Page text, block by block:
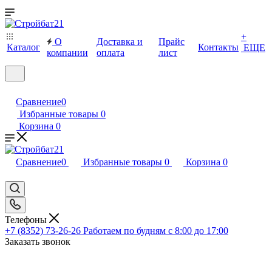
Каталог
О
компании
Доставка и
оплата
Прайс
лист
Контакты
+
ЕЩЕ
Сравнение0
Избранные товары 0
Корзина 0
Сравнение0 Избранные товары 0 Корзина 0
Телефоны
+7 (8352) 73-26-26 Работаем по будням с 8:00 до 17:00
Заказать звонок